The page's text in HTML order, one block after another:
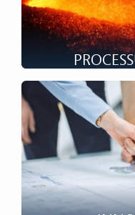
L’industrie de la
en raison de